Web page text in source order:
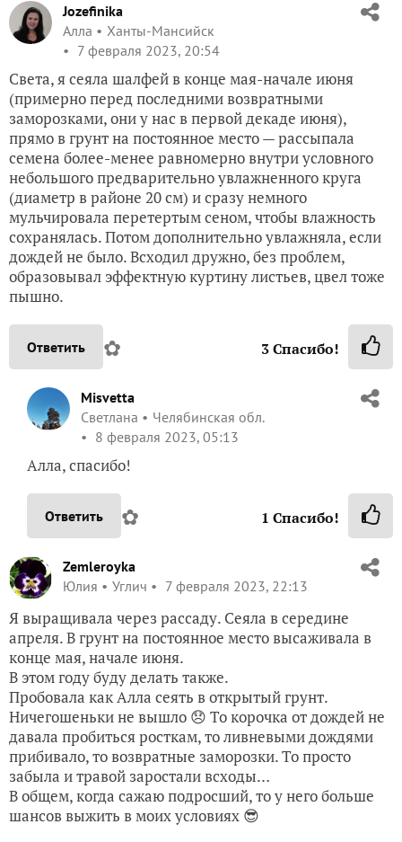
Jozefinika
Алла
Ханты-Мансийск
7 февраля 2023, 20:54
Света, я сеяла шалфей в конце мая-начале июня
(примерно перед последними возвратными
заморозками, они у нас в первой декаде июня),
прямо в грунт на постоянное место — рассыпала
семена более-менее равномерно внутри условного
небольшого предварительно увлажненного круга
(диаметр в районе 20 см) и сразу немного
мульчировала перетертым сеном, чтобы влажность
сохранялась. Потом дополнительно увлажняла, если
дождей не было. Всходил дружно, без проблем,
образовывал эффектную куртину листьев, цвел тоже
пышно.
Ответить ✿ 3Спасибо!
Misvetta
Светлана
Челябинская обл.
8 февраля 2023, 05:13
Алла, спасибо!
Ответить ✿ 1 Спасибо!
Zemleroyka
Юлия
Углич 7 февраля 2023, 22:13
Я выращивала через рассаду. Сеяла в середине
апреля. В грунт на постоянное место высаживала в
конце мая, начале июня.
В этом году буду делать также.
Пробовала как Алла сеять в открытый грунт.
Ничегошеньки не вышло 😞 То корочка от дождей не
давала пробиться росткам, то ливневыми дождями
прибивало, то возвратные заморозки. То просто
забыла и травой заростали всходы…
В общем, когда сажаю подросший, то у него больше
шансов выжить в моих условиях 😎